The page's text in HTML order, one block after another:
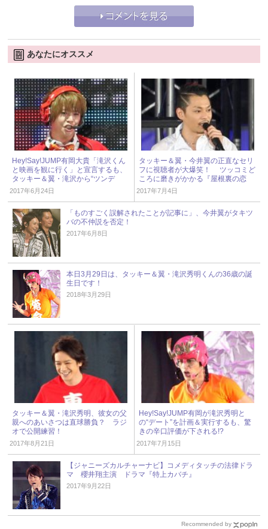
あなたにオススメ
Hey!Say!JUMP有岡大貴「滝沢くん
と映画を観に行く」と宣言するも、
タッキー＆翼・滝沢から“ツンデ
レ”返答に翻弄される!?
2017年6月24日
タッキー＆翼・今井翼の正直なセリ
フに視聴者が大爆笑！ ツッコミど
ころに磨きがかかる『屋根裏の恋
人』第5話
2017年7月4日
「ものすごく誤解されたことが記事に」、今井翼がタキツ
バの不仲説を否定！
2017年6月8日
本日3月29日は、タッキー＆翼・滝沢秀明くんの36歳の誕
生日です！
2018年3月29日
タッキー＆翼・滝沢秀明、彼女の父
親へのあいさつは直球勝負？ ラジ
オで公開練習！
2017年8月21日
Hey!Say!JUMP有岡が滝沢秀明と
の“デート”を計画＆実行するも、驚
きの辛口評価が下される!?
2017年7月15日
【ジャニーズカルチャーナビ】コメディタッチの法律ドラ
マ 櫻井翔主演 ドラマ『特上カバチ』
2017年9月22日
Recommended by